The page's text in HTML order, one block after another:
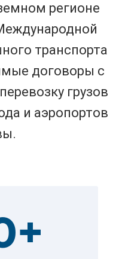
регионе
транспорта
договоры с
грузов
и аэропортов